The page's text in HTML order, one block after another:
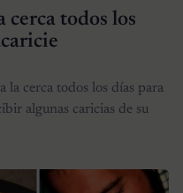
cerca todos los
la cerca todos los días para
algunas caricias de su